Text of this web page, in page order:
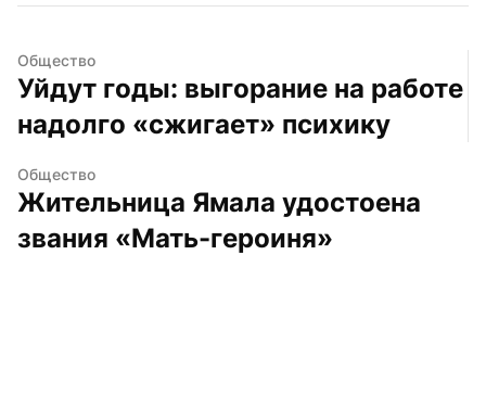
Общество
Уйдут годы: выгорание на работе
надолго «сжигает» психику
Общество
Жительница Ямала удостоена
звания «Мать-героиня»